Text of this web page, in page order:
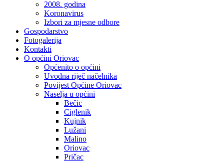
2008. godina
Koronavirus
Izbori za mjesne odbore
Gospodarstvo
Fotogalerija
Kontakti
O općini Oriovac
Općenito o općini
Uvodna riječ načelnika
Povijest Općine Oriovac
Naselja u općini
Bečic
Ciglenik
Kujnik
Lužani
Malino
Oriovac
Pričac